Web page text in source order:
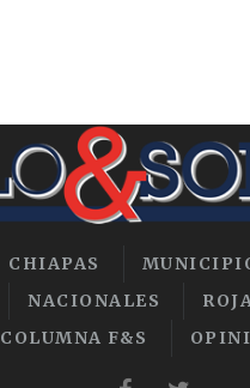
CHIAPAS
NACIONALES
ROJA
COLUMNA F&S